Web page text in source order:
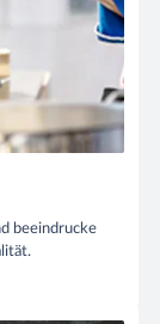
beeindrucke